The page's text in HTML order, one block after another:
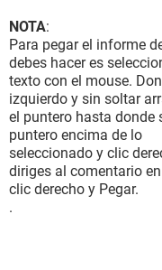
NOTA:
Para pegar el informe
debes hacer es
texto con el mouse.
izquierdo y sin soltar
el puntero hasta donde
puntero encima de lo
seleccionado y clic
diriges al comentario
clic derecho y Pegar.
.